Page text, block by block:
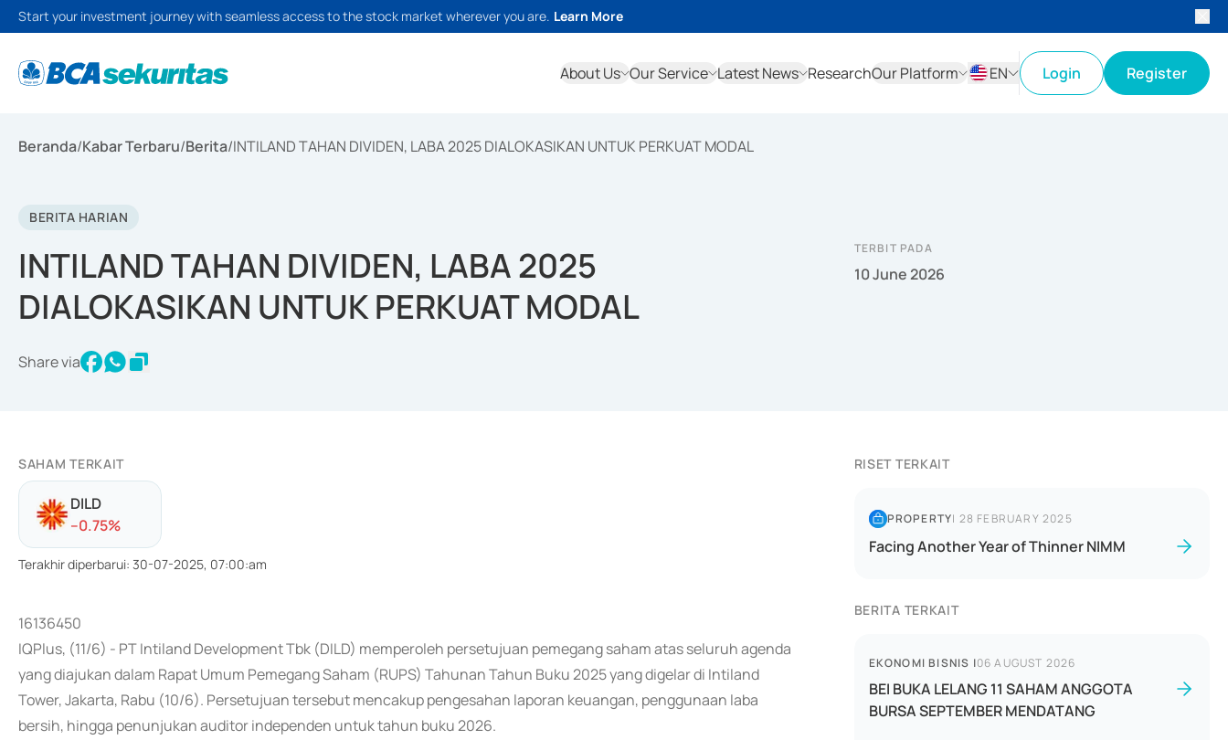
Start your investment journey with seamless access to the stock market wherever you are. Learn More
About Us Our Service Latest News ResearchOur Platform
EN
Login Register
Beranda/Kabar Terbaru/Berita/INTILAND TAHAN DIVIDEN, LABA 2025 DIALOKASIKAN UNTUK PERKUAT MODAL
BERITA HARIAN
INTILAND TAHAN DIVIDEN, LABA 2025
DIALOKASIKAN UNTUK PERKUAT MODAL
Share via
TERBIT PADA
10 June 2026
SAHAM TERKAIT
DILD
--0.75%
Terakhir diperbarui: 30-07-2025, 07:00:am
16136450
IQPlus, (11/6) - PT Intiland Development Tbk (DILD) memperoleh persetujuan pemegang saham atas seluruh agenda
yang diajukan dalam Rapat Umum Pemegang Saham (RUPS) Tahunan Tahun Buku 2025 yang digelar di Intiland
Tower, Jakarta, Rabu (10/6). Persetujuan tersebut mencakup pengesahan laporan keuangan, penggunaan laba
bersih, hingga penunjukan auditor independen untuk tahun buku 2026.
RISET TERKAIT
PROPERTY| 28 FEBRUARY 2025
Facing Another Year of Thinner NIMM
BERITA TERKAIT
EKONOMI BISNIS |06 AUGUST 2026
BEI BUKA LELANG 11 SAHAM ANGGOTA
BURSA SEPTEMBER MENDATANG